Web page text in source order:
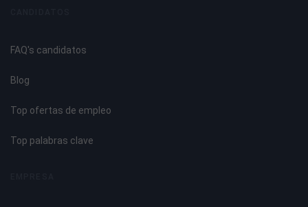
FAQ's candidatos
Blog
Top ofertas de empleo
Top palabras clave